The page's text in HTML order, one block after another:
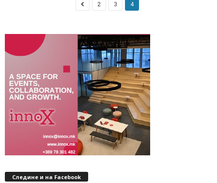
2 3 4
Следине и на Facebook